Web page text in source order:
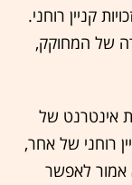
קניין רוחני.
של המחוקק,
אינטרנט של
רוחני של אחר,
אמור לאפשר